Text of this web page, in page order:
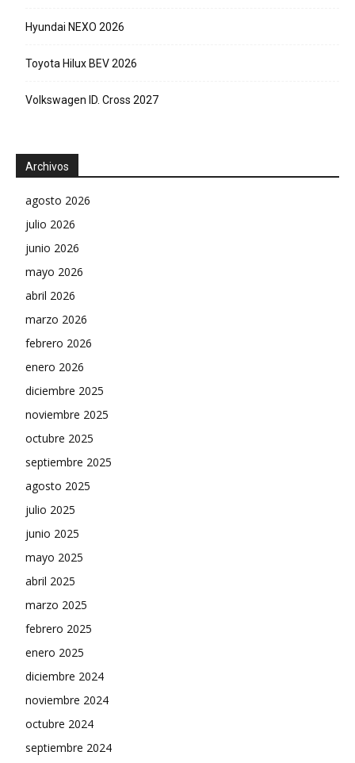
Hyundai NEXO 2026
Toyota Hilux BEV 2026
Volkswagen ID. Cross 2027
Archivos
agosto 2026
julio 2026
junio 2026
mayo 2026
abril 2026
marzo 2026
febrero 2026
enero 2026
diciembre 2025
noviembre 2025
octubre 2025
septiembre 2025
agosto 2025
julio 2025
junio 2025
mayo 2025
abril 2025
marzo 2025
febrero 2025
enero 2025
diciembre 2024
noviembre 2024
octubre 2024
septiembre 2024